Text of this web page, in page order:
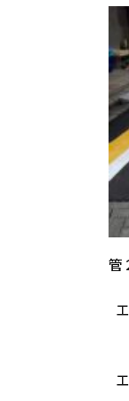
管